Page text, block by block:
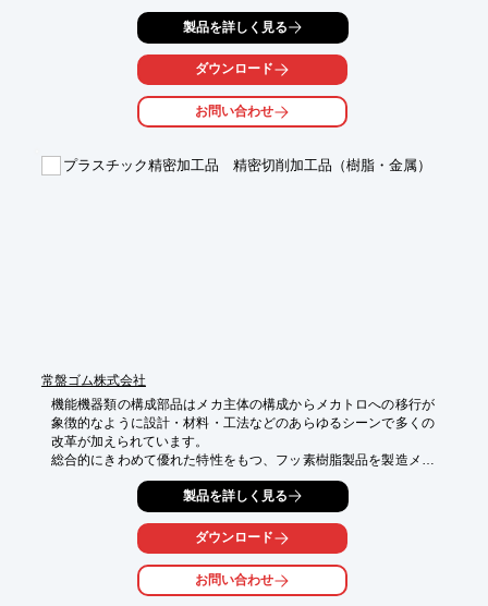
な彫刻が可能です。
○弊社で開発している彫刻専用ソフトウェア『楽彫7』を使用する
ことにより、簡単操作で高い生産性を実現できます。
【DE-3の特長】
１．レーザーポインター搭載で安定した彫刻作業が行えます。
・彫刻範囲を示すエリアプレビュー機能
※弊社ソフトウェアからの操作により、簡単にご利用頂けま
製品を詳しく見る
ダウンロード
お問い合わせ
プラスチック精密加工品 精密切削加工品（樹脂・金属）
常盤ゴム株式会社
機能機器類の構成部品はメカ主体の構成からメカトロへの移行が
象徴的なように設計・材料・工法などのあらゆるシーンで多くの
改革が加えられています。
総合的にきわめて優れた特性をもつ、フッ素樹脂製品を製造メー
カーの協力体制のもと、各産業分野へ積極的に展開しています。
製品を詳しく見る
ダウンロード
お問い合わせ